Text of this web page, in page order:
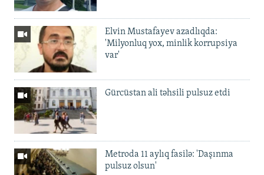
Elvin Mustafayev azadlıqda:
'Milyonluq yox, minlik korrupsiya
var'
Gürcüstan ali təhsili pulsuz etdi
Metroda 11 aylıq fasilə: 'Daşınma
pulsuz olsun'